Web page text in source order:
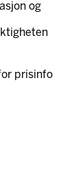
og
prisinfo